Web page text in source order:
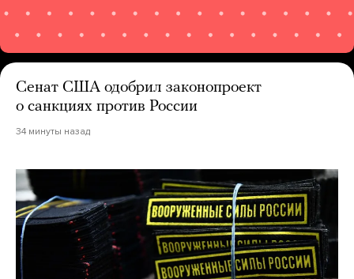
Сенат США одобрил законопроект
о санкциях против России
34 минуты назад